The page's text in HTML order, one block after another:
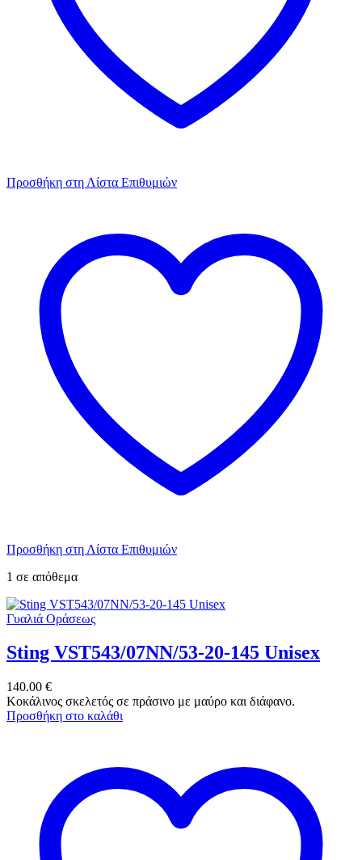
Προσθήκη στη Λίστα Επιθυμιών
Προσθήκη στη Λίστα Επιθυμιών
1 σε απόθεμα
Γυαλιά Οράσεως
Sting VST543/07NN/53-20-145 Unisex
140.00 €
Κοκάλινος σκελετός σε πράσινο με μαύρο και διάφανο.
Προσθήκη στο καλάθι